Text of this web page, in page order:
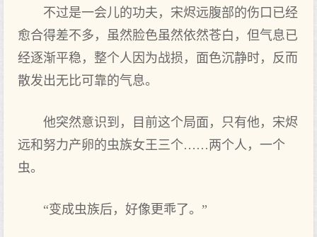
不过是一会儿的功夫，宋烬远腹部的伤口已经
愈合得差不多，虽然脸色虽然依然苍白，但气息已
经逐渐平稳，整个人因为战损，面色沉静时，反而
散发出无比可靠的气息。
他突然意识到，目前这个局面，只有他，宋烬
远和努力产卵的虫族女王三个……两个人，一个
虫。
“变成虫族后，好像更乖了。”